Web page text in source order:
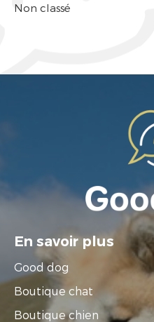
Non classé
En savoir plus
Good dog
Boutique chat
Boutique chien